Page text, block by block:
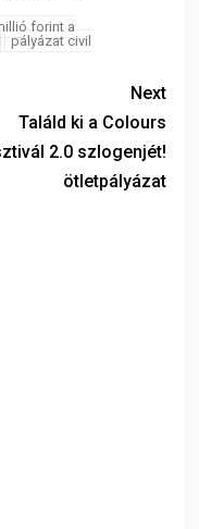
forint a
pályázat civil
Next
Találd ki a Colours
2.0 szlogenjét!
ötletpályázat